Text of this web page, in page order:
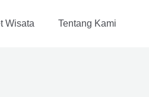
Wisata Tentang Kami